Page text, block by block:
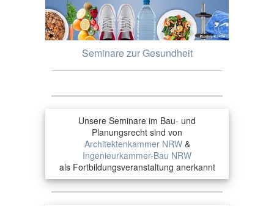
Seminare zur Gesundheit
Unsere Seminare im Bau- und
Planungsrecht sind von
Architektenkammer NRW&
Ingenieurkammer-Bau NRW
als Fortbildungsveranstaltung anerkannt